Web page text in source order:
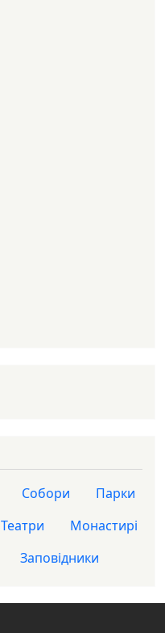
Собори
Парки
Театри
Монастирі
Заповідники